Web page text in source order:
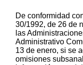
De conformidad
30/1992, de 26 de
las
Administrativo
13 de enero, si se
omisiones